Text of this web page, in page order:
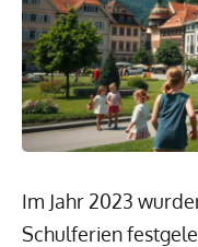
Im Jahr 2023
Schulferien